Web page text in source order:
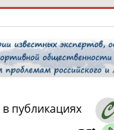
августа
в публикациях